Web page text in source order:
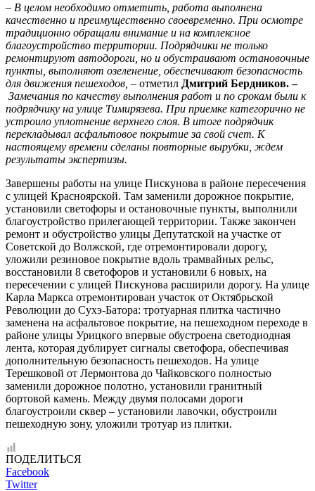
– В целом необходимо отметить, работа выполнена
качественно и преимущественно своевременно. При осмотре
традиционно обращали внимание и на комплексное
благоустройство территории. Подрядчики не только
ремонтируют автодороги, но и обустраивают остановочные
пункты, выполняют озеленение, обеспечивают безопасность
для движения пешеходов, – отметил Дмитрий Бердников. –
Замечания по качеству выполнения работ и по срокам были к
подрядчику на улице Тимирязева. При приемке категорично не
устроило уплотнение верхнего слоя. В итоге подрядчик
перекладывал асфальтовое покрытие за свой счет. К
настоящему времени сделаны повторные вырубки, ждем
результаты экспертизы.
Завершены работы на улице Пискунова в районе пересечения
с улицей Красноярской. Там заменили дорожное покрытие,
установили светофоры и остановочные пункты, выполнили
благоустройство прилегающей территории. Также закончен
ремонт и обустройство улицы Депутатской на участке от
Советской до Волжской, где отремонтировали дорогу,
уложили резиновое покрытие вдоль трамвайных рельс,
восстановили 8 светофоров и установили 6 новых, на
пересечении с улицей Пискунова расширили дорогу. На улице
Карла Маркса отремонтирован участок от Октябрьской
Революции до Сухэ-Батора: тротуарная плитка частично
заменена на асфальтовое покрытие, на пешеходном переходе в
районе улицы Урицкого впервые обустроена светодиодная
лента, которая дублирует сигналы светофора, обеспечивая
дополнительную безопасность пешеходов. На улице
Терешковой от Лермонтова до Чайковского полностью
заменили дорожное полотно, установили гранитный
бортовой камень. Между двумя полосами дороги
благоустроили сквер – установили лавочки, обустроили
пешеходную зону, уложили тротуар из плитки.
ПОДЕЛИТЬСЯ
Facebook
Twitter